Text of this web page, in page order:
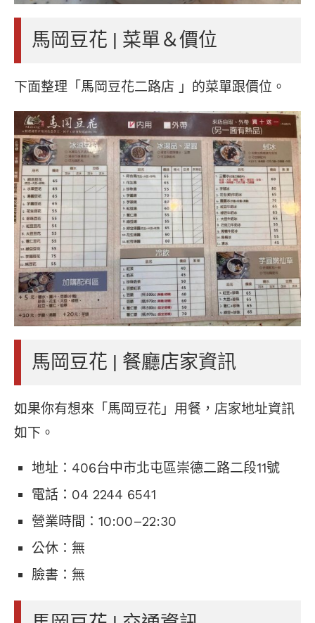
馬岡豆花 | 菜單＆價位
下面整理「馬岡豆花二路店 」的菜單跟價位。
馬岡豆花 | 餐廳店家資訊
如果你有想來「馬岡豆花」用餐，店家地址資訊
如下。
地址：406台中市北屯區崇德二路二段11號
電話：04 2244 6541
營業時間：10:00–22:30
公休：無
臉書：無